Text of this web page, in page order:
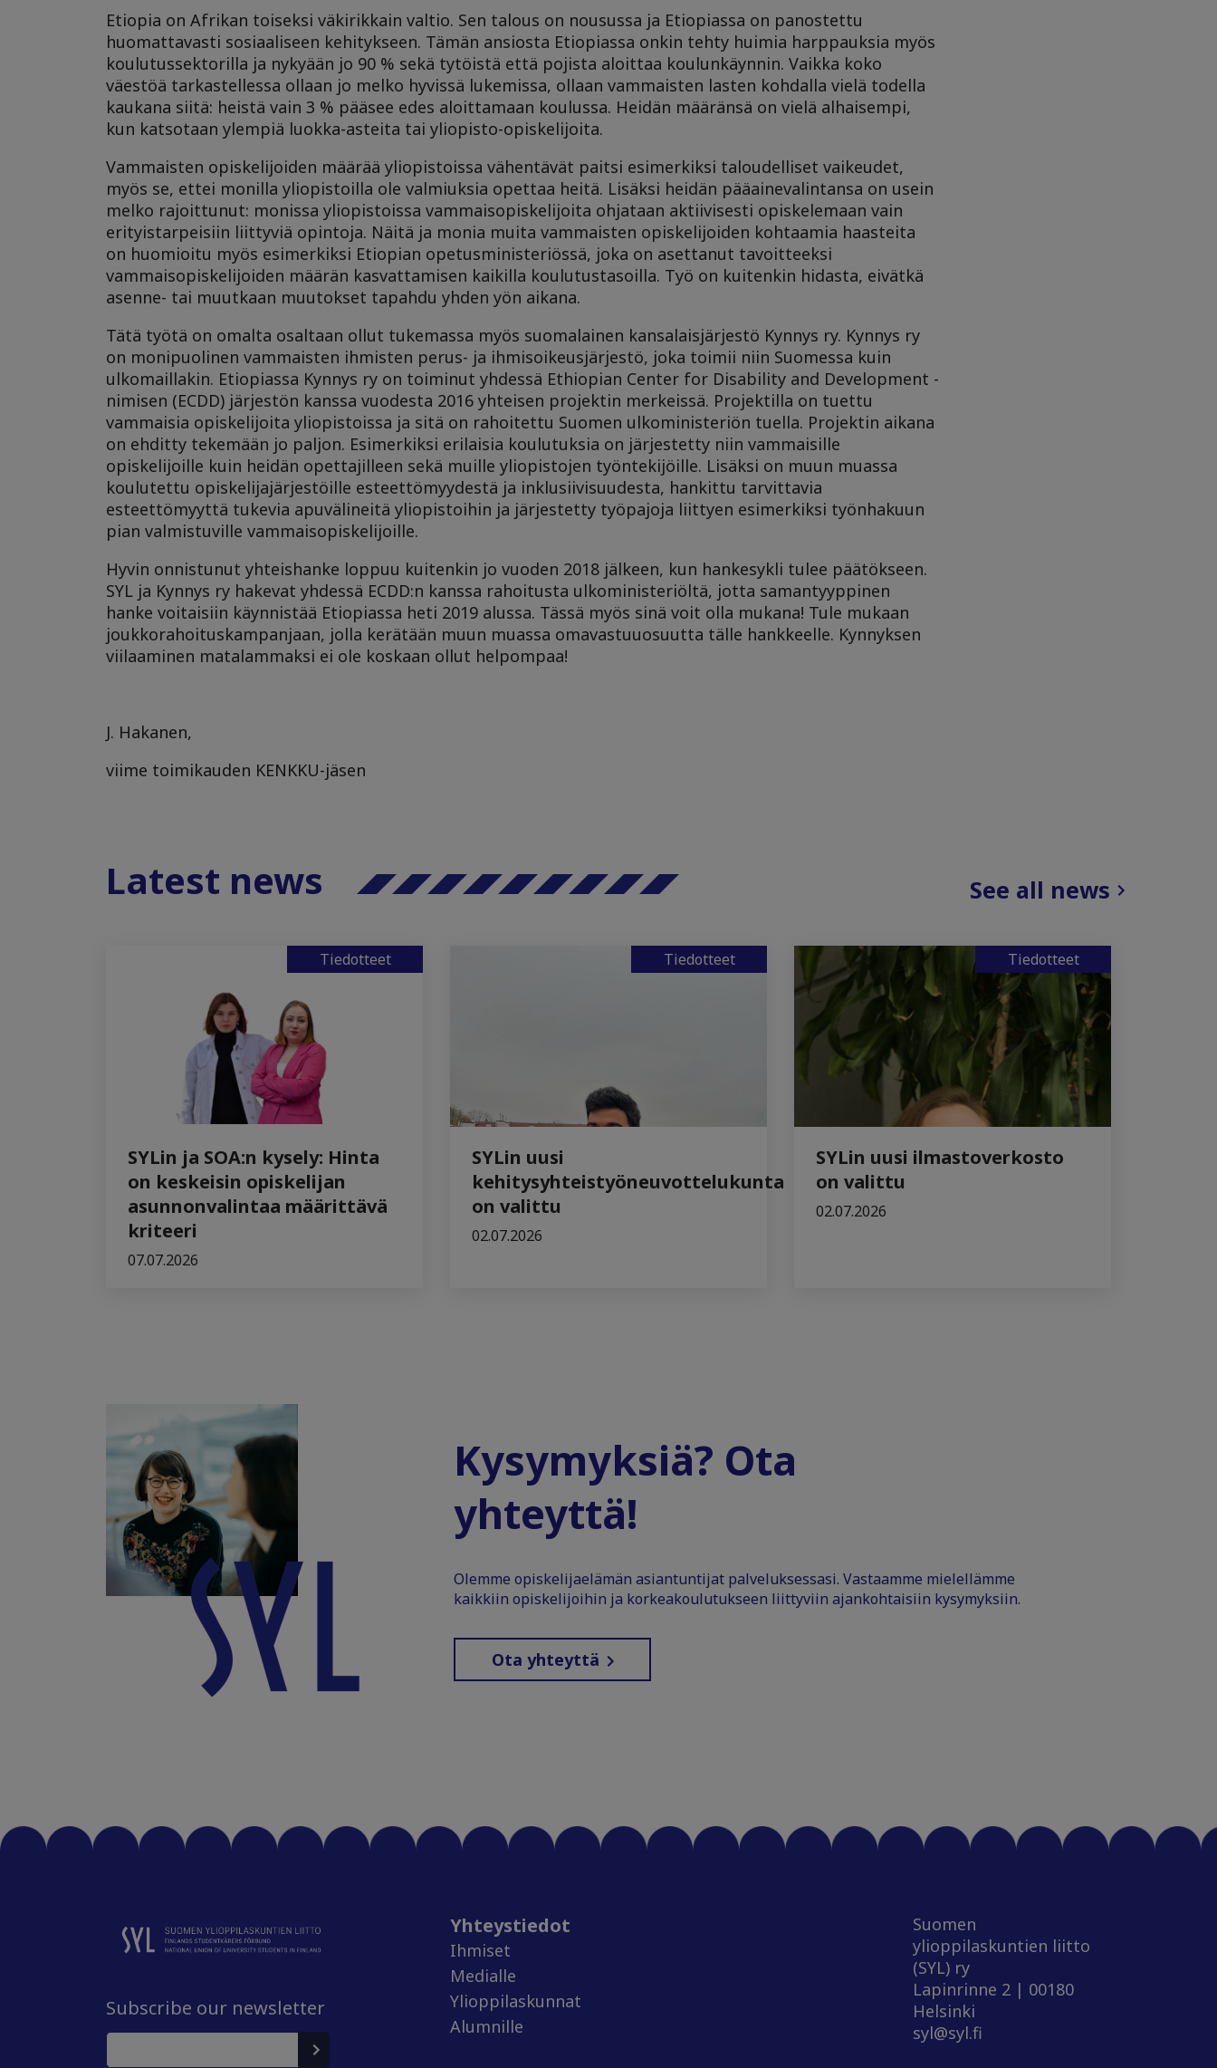
Etiopia on Afrikan toiseksi väkirikkain valtio. Sen talous on nousussa ja Etiopiassa on panostettu
huomattavasti sosiaaliseen kehitykseen. Tämän ansiosta Etiopiassa onkin tehty huimia harppauksia myös
koulutussektorilla ja nykyään jo 90 % sekä tytöistä että pojista aloittaa koulunkäynnin. Vaikka koko
väestöä tarkastellessa ollaan jo melko hyvissä lukemissa, ollaan vammaisten lasten kohdalla vielä todella
kaukana siitä: heistä vain 3 % pääsee edes aloittamaan koulussa. Heidän määränsä on vielä alhaisempi,
kun katsotaan ylempiä luokka-asteita tai yliopisto-opiskelijoita.
Vammaisten opiskelijoiden määrää yliopistoissa vähentävät paitsi esimerkiksi taloudelliset vaikeudet,
myös se, ettei monilla yliopistoilla ole valmiuksia opettaa heitä. Lisäksi heidän pääainevalintansa on usein
melko rajoittunut: monissa yliopistoissa vammaisopiskelijoita ohjataan aktiivisesti opiskelemaan vain
erityistarpeisiin liittyviä opintoja. Näitä ja monia muita vammaisten opiskelijoiden kohtaamia haasteita
on huomioitu myös esimerkiksi Etiopian opetusministeriössä, joka on asettanut tavoitteeksi
vammaisopiskelijoiden määrän kasvattamisen kaikilla koulutustasoilla. Työ on kuitenkin hidasta, eivätkä
asenne- tai muutkaan muutokset tapahdu yhden yön aikana.
Tätä työtä on omalta osaltaan ollut tukemassa myös suomalainen kansalaisjärjestö Kynnys ry. Kynnys ry
on monipuolinen vammaisten ihmisten perus- ja ihmisoikeusjärjestö, joka toimii niin Suomessa kuin
ulkomaillakin. Etiopiassa Kynnys ry on toiminut yhdessä Ethiopian Center for Disability and Development -
nimisen (ECDD) järjestön kanssa vuodesta 2016 yhteisen projektin merkeissä. Projektilla on tuettu
vammaisia opiskelijoita yliopistoissa ja sitä on rahoitettu Suomen ulkoministeriön tuella. Projektin aikana
on ehditty tekemään jo paljon. Esimerkiksi erilaisia koulutuksia on järjestetty niin vammaisille
opiskelijoille kuin heidän opettajilleen sekä muille yliopistojen työntekijöille. Lisäksi on muun muassa
koulutettu opiskelijajärjestöille esteettömyydestä ja inklusiivisuudesta, hankittu tarvittavia
esteettömyyttä tukevia apuvälineitä yliopistoihin ja järjestetty työpajoja liittyen esimerkiksi työnhakuun
pian valmistuville vammaisopiskelijoille.
Hyvin onnistunut yhteishanke loppuu kuitenkin jo vuoden 2018 jälkeen, kun hankesykli tulee päätökseen.
SYL ja Kynnys ry hakevat yhdessä ECDD:n kanssa rahoitusta ulkoministeriöltä, jotta samantyyppinen
hanke voitaisiin käynnistää Etiopiassa heti 2019 alussa. Tässä myös sinä voit olla mukana! Tule mukaan
joukkorahoituskampanjaan, jolla kerätään muun muassa omavastuuosuutta tälle hankkeelle. Kynnyksen
viilaaminen matalammaksi ei ole koskaan ollut helpompaa!
J. Hakanen,
viime toimikauden KENKKU-jäsen
Latest news See all news
Tiedotteet
SYLin ja SOA:n kysely: Hinta
on keskeisin opiskelijan
asunnonvalintaa määrittävä
kriteeri
07.07.2026
Tiedotteet
SYLin uusi
kehitysyhteistyöneuvottelukunta
on valittu
02.07.2026
Tiedotteet
SYLin uusi ilmastoverkosto
on valittu
02.07.2026
Kysymyksiä? Ota
yhteyttä!
Olemme opiskelijaelämän asiantuntijat palveluksessasi. Vastaamme mielellämme
kaikkiin opiskelijoihin ja korkeakoulutukseen liittyviin ajankohtaisiin kysymyksiin.
Ota yhteyttä
Subscribe our newsletter
Yhteystiedot
Ihmiset
Medialle
Ylioppilaskunnat
Alumnille
Suomen
ylioppilaskuntien liitto
(SYL) ry
Lapinrinne 2 | 00180
Helsinki
syl@syl.fi